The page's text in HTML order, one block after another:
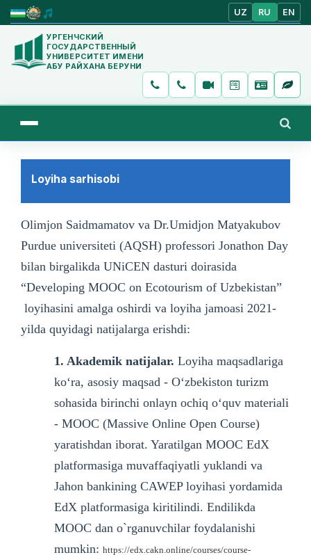
UZ RU EN
УРГЕНЧСКИЙ
ГОСУДАРСТВЕННЫЙ
УНИВЕРСИТЕТ ИМЕНИ
АБУ РАЙХАНА БЕРУНИ
Loyiha sarhisobi
Olimjon Saidmamatov va Dr.Umidjon Matyakubov
Purdue universiteti (AQSH) professori Jonathon Day
bilan birgalikda UNiCEN dasturi doirasida
“Developing MOOC on Ecotourism of Uzbekistan”
loyihasini amalga oshirdi va loyiha jamoasi 2021-
yilda quyidagi natijalarga erishdi:
1. Akademik natijalar. Loyiha maqsadlariga
koʻra, asosiy maqsad - Oʻzbekiston turizm
sohasida birinchi onlayn ochiq oʻquv materiali
- MOOC (Massive Online Open Course)
yaratishdan iborat. Yaratilgan MOOC EdX
platformasiga muvaffaqiyatli yuklandi va
Jahon bankining CAWEP loyihasi yordamida
EdX platformasiga kiritilindi. Endilikda
MOOC dan o`rganuvchilar foydalanishi
mumkin: https://edx.cakn.online/courses/course-